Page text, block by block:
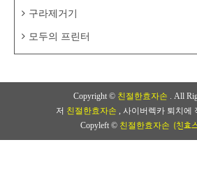
구라제거기
모두의 프린터
Copyright © 친절한효자손 . All
저 친절한효자손 , 사이버렉카 퇴치에
Copyleft © 친절한효자손 (친효